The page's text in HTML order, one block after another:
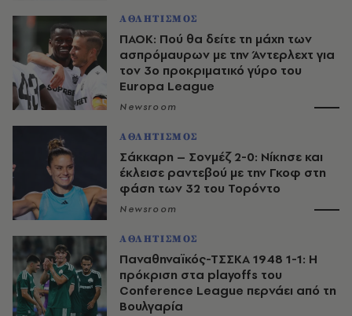
ΑΘΛΗΤΙΣΜΟΣ
ΠΑΟΚ: Πού θα δείτε τη μάχη των
ασπρόμαυρων με την Άντερλεχτ για
τον 3ο προκριματικό γύρο του
Europa League
Newsroom
ΑΘΛΗΤΙΣΜΟΣ
Σάκκαρη – Σονμέζ 2-0: Νίκησε και
έκλεισε ραντεβού με την Γκοφ στη
φάση των 32 του Τορόντο
Newsroom
ΑΘΛΗΤΙΣΜΟΣ
Παναθηναϊκός-ΤΣΣΚΑ 1948 1-1: Η
πρόκριση στα playoffs του
Conference League περνάει από τη
Βουλγαρία